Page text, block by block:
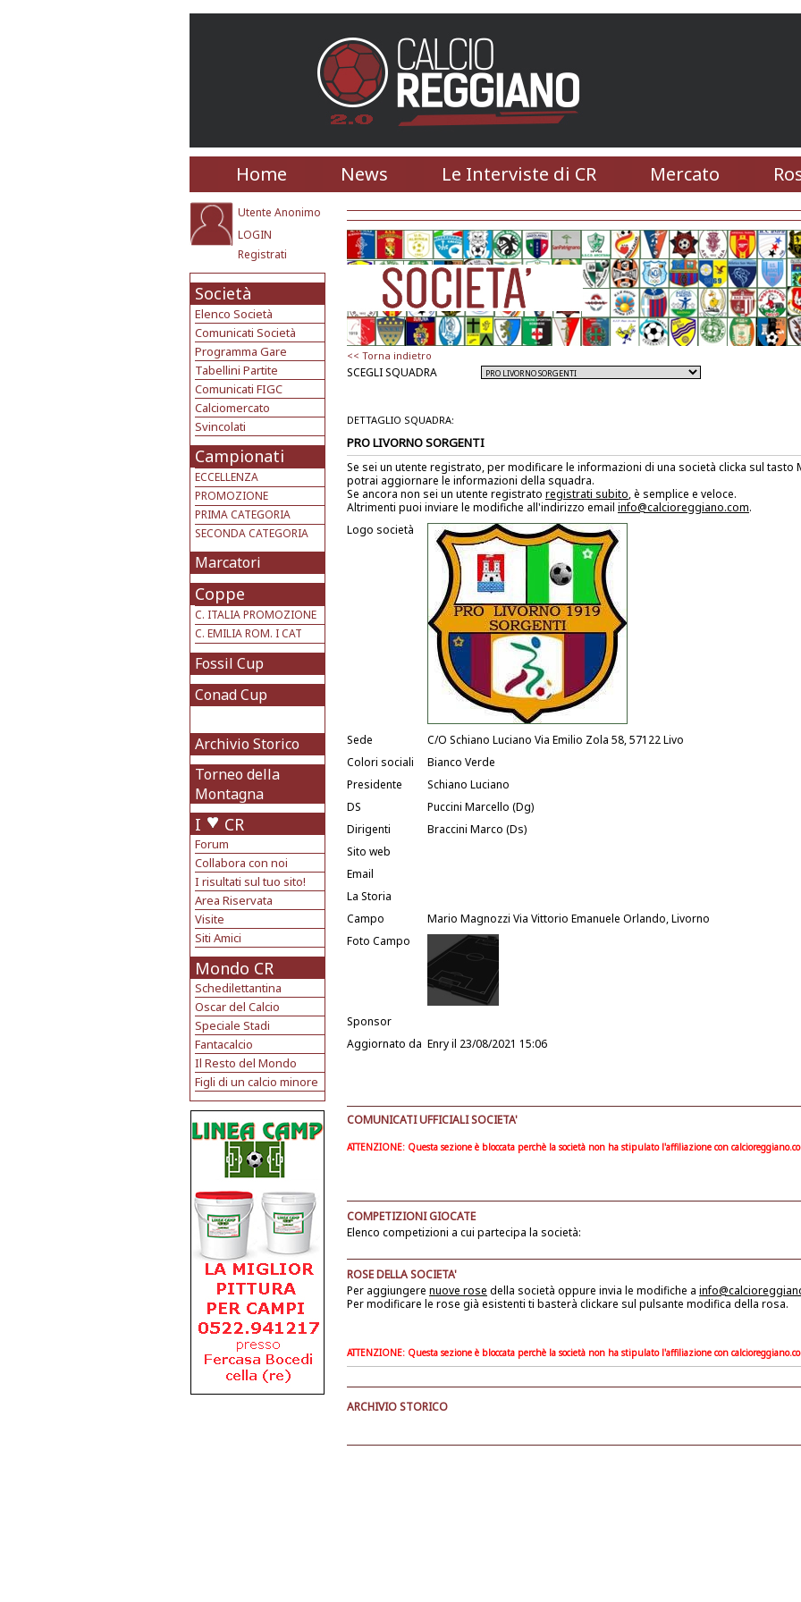
Home News Le Interviste di CR Mercato
Utente Anonimo
LOGIN
Registrati
Società
Elenco Società
Comunicati Società
Programma Gare
Tabellini Partite
Comunicati FIGC
Calciomercato
Svincolati
Campionati
ECCELLENZA
PROMOZIONE
PRIMA CATEGORIA
SECONDA CATEGORIA
Marcatori
Coppe
C. ITALIA PROMOZIONE
C. EMILIA ROM. I CAT
Fossil Cup
Conad Cup
Archivio Storico
Torneo della
Montagna
I CR
Forum
Collabora con noi
I risultati sul tuo sito!
Area Riservata
Visite
Siti Amici
Mondo CR
Schedilettantina
Oscar del Calcio
Speciale Stadi
Fantacalcio
Il Resto del Mondo
Figli di un calcio minore
<< Torna indietro
SCEGLI SQUADRA
DETTAGLIO SQUADRA:
PRO LIVORNO SORGENTI
Se sei un utente registrato, per modificare le informazioni di una società clicka sul tasto
potrai aggiornare le informazioni della squadra.
Se ancora non sei un utente registrato registrati subito, è semplice e veloce.
Altrimenti puoi inviare le modifiche all'indirizzo email info@calcioreggiano.com.
Logo società
Sede
C/O Schiano Luciano Via Emilio Zola 58, 57122 Livo
Colori sociali
Bianco Verde
Presidente
Schiano Luciano
DS
Puccini Marcello (Dg)
Dirigenti
Braccini Marco (Ds)
Sito web
Email
La Storia
Campo
Mario Magnozzi Via Vittorio Emanuele Orlando, Livorno
Foto Campo
Sponsor
Aggiornato da Enryil 23/08/2021 15:06
COMUNICATI UFFICIALI SOCIETA'
ATTENZIONE: Questa sezione è bloccata perchè la società non ha stipulato l'affiliazione con
COMPETIZIONI GIOCATE
Elenco competizioni a cui partecipa la società:
ROSE DELLA SOCIETA'
Per aggiungere nuove rose della società oppure invia le modifiche a
Per modificare le rose già esistenti ti basterà clickare sul pulsante modifica della rosa.
ATTENZIONE: Questa sezione è bloccata perchè la società non ha stipulato l'affiliazione con
ARCHIVIO STORICO